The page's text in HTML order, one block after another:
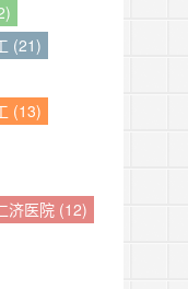
(21)
(13)
济医院 (12)